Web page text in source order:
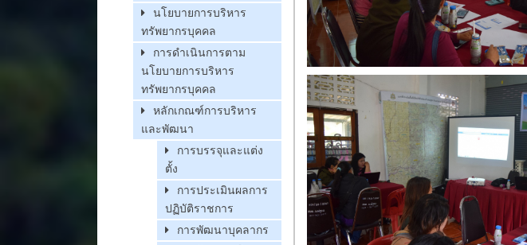
นโยบายการบริหาร
ทรัพยากรบุคคล
การดำเนินการตาม
นโยบายการบริหาร
ทรัพยากรบุคคล
หลักเกณฑ์การบริหาร
และพัฒนา
การบรรจุและแต่ง
ตั้ง
การประเมินผลการ
ปฏิบัติราชการ
การพัฒนาบุคลากร